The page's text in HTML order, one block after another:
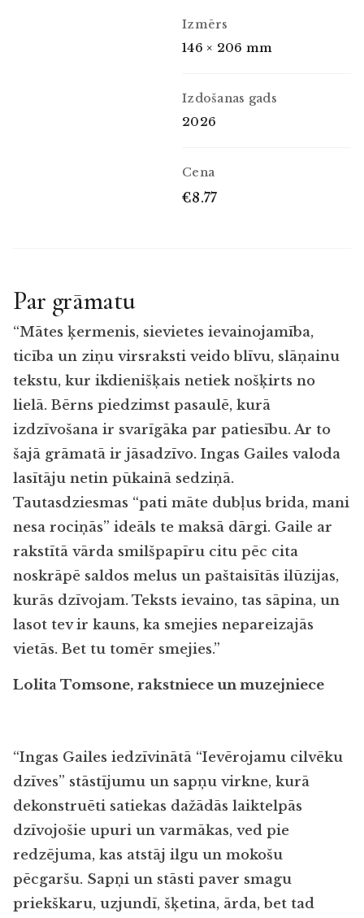
Izmērs
146 × 206 mm
Izdošanas gads
2026
Cena
€8.77
Par grāmatu
“Mātes ķermenis, sievietes ievainojamība,
ticība un ziņu virsraksti veido blīvu, slāņainu
tekstu, kur ikdienišķais netiek nošķirts no
lielā. Bērns piedzimst pasaulē, kurā
izdzīvošana ir svarīgāka par patiesību. Ar to
šajā grāmatā ir jāsadzīvo. Ingas Gailes valoda
lasītāju netin pūkainā sedziņā.
Tautasdziesmas “pati māte dubļus brida, mani
nesa rociņās” ideāls te maksā dārgi. Gaile ar
rakstītā vārda smilšpapīru citu pēc cita
noskrāpē saldos melus un paštaisītās ilūzijas,
kurās dzīvojam. Teksts ievaino, tas sāpina, un
lasot tev ir kauns, ka smejies nepareizajās
vietās. Bet tu tomēr smejies.”
Lolita Tomsone, rakstniece un muzejniece
“Ingas Gailes iedzīvinātā “Ievērojamu cilvēku
dzīves” stāstījumu un sapņu virkne, kurā
dekonstruēti satiekas dažādās laiktelpās
dzīvojošie upuri un varmākas, ved pie
redzējuma, kas atstāj ilgu un mokošu
pēcgaršu. Sapņi un stāsti paver smagu
priekškaru, uzjundī, šķetina, ārda, bet tad